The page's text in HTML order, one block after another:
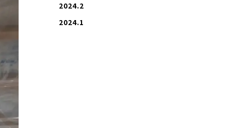
2024.2
2024.1